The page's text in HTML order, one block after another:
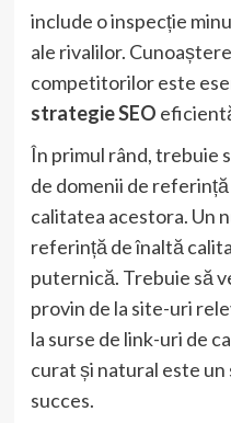
include o inspecție
ale rivalilor.
competitorilor este
strategie SEO
În primul rând, trebuie
de domenii de
calitatea acestora. Un
referință de înaltă
puternică. Trebuie să
provin de la site-uri
la surse de link-uri de
curat și natural este
succes.